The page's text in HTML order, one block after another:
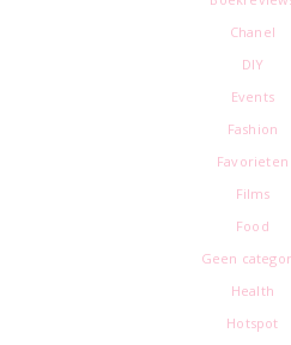
Chanel
DIY
Events
Fashion
Favorieten
Films
Food
Geen
Health
Hotspot